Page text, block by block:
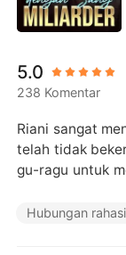
Keluar
Unduh
Cerita pendek
Likantrof
Cerita Pilihan
5.0
238 Komentar
Riani sangat
telah tidak
gu-ragu untuk
Hubungan